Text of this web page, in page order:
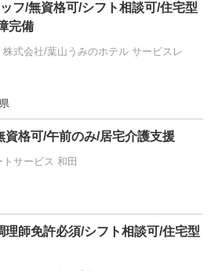
フ/無資格可/シフト相談可/住宅型
完備
式会社/葉山うみのホテル サービスレ
資格可/午前のみ/居宅介護支援
サービス 和田
理師免許必須/シフト相談可/住宅型